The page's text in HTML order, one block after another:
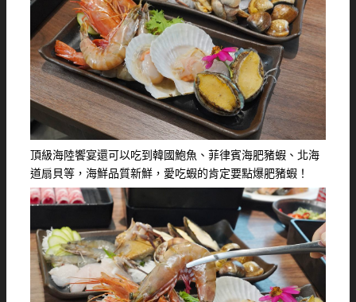
頂級海陸饗宴還可以吃到韓國鮑魚、菲律賓海肥豬蝦、北海
道扇貝等，海鮮品質新鮮，愛吃蝦的肯定要點爆肥豬蝦！